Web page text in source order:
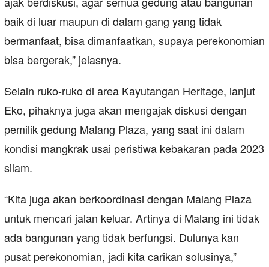
baik di luar maupun di dalam gang yang tidak
bermanfaat, bisa dimanfaatkan, supaya perekonomian
bisa bergerak,” jelasnya.
Selain ruko-ruko di area Kayutangan Heritage, lanjut
Eko, pihaknya juga akan mengajak diskusi dengan
pemilik gedung Malang Plaza, yang saat ini dalam
kondisi mangkrak usai peristiwa kebakaran pada 2023
silam.
“Kita juga akan berkoordinasi dengan Malang Plaza
untuk mencari jalan keluar. Artinya di Malang ini tidak
ada bangunan yang tidak berfungsi. Dulunya kan
pusat perekonomian, jadi kita carikan solusinya,”